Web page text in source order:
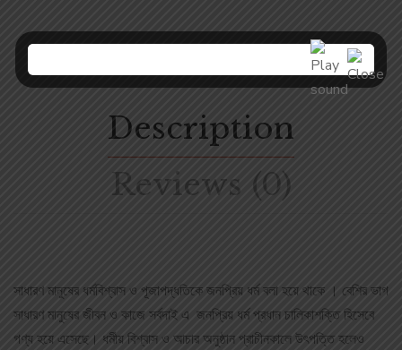
Description
Reviews (0)
সাধারণ মানুষের ধর্মবিশ্বাস ও পূজাপদ্ধতিকে জনপ্রিয় ধর্ম বলা হয়ে থাকে । বেশির ভাগ
সাধারণ মানুষের জীবন ও কাজে সর্বদাই এ জনপ্রিয় ধর্ম প্রধান চালিকাশক্তি হিসেবে
গণ্য হয়ে এসেছে। ধর্মীয় বিশ্বাস ও আচার অনুষ্ঠান প্রাচীনকালে উৎপত্তি হলেও